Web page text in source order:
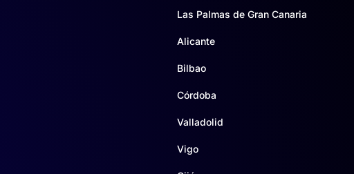
Las Palmas de Gran Canaria
Alicante
Bilbao
Córdoba
Valladolid
Vigo